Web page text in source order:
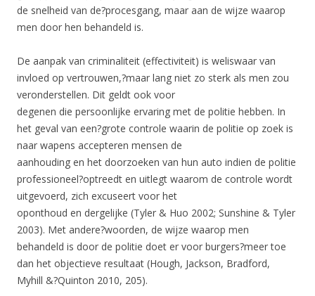
de snelheid van de?procesgang, maar aan de wijze waarop
men door hen behandeld is.
De aanpak van criminaliteit (effectiviteit) is weliswaar van
invloed op vertrouwen,?maar lang niet zo sterk als men zou
veronderstellen. Dit geldt ook voor
degenen die persoonlijke ervaring met de politie hebben. In
het geval van een?grote controle waarin de politie op zoek is
naar wapens accepteren mensen de
aanhouding en het doorzoeken van hun auto indien de politie
professioneel?optreedt en uitlegt waarom de controle wordt
uitgevoerd, zich excuseert voor het
oponthoud en dergelijke (Tyler & Huo 2002; Sunshine & Tyler
2003). Met andere?woorden, de wijze waarop men
behandeld is door de politie doet er voor burgers?meer toe
dan het objectieve resultaat (Hough, Jackson, Bradford,
Myhill &?Quinton 2010, 205).